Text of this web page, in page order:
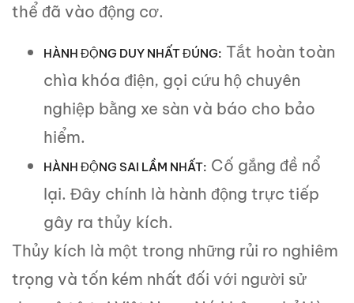
thể đã vào động cơ.
HÀNH ĐỘNG DUY NHẤT ĐÚNG: Tắt hoàn toàn
chìa khóa điện, gọi cứu hộ chuyên
nghiệp bằng xe sàn và báo cho bảo
hiểm.
HÀNH ĐỘNG SAI LẦM NHẤT: Cố gắng đề nổ
lại. Đây chính là hành động trực tiếp
gây ra thủy kích.
Thủy kích là một trong những rủi ro nghiêm
trọng và tốn kém nhất đối với người sử